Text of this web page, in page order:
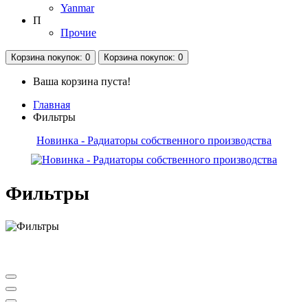
Yanmar
П
Прочие
Корзинапокупок: 0 Корзинапокупок: 0
Ваша корзина пуста!
Главная
Фильтры
Новинка - Радиаторы собственного производства
Фильтры